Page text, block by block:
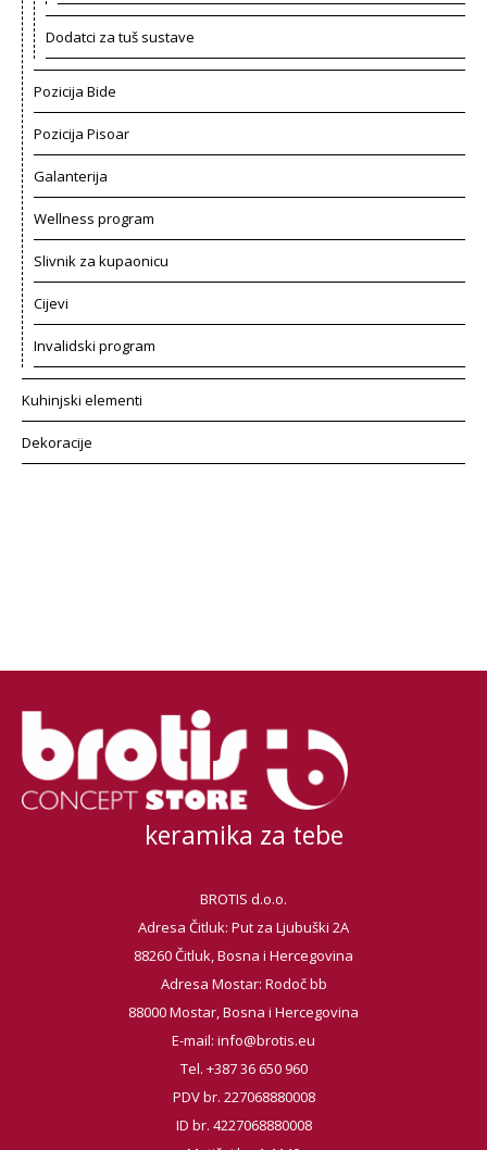
Dodatci za tuš sustave
Pozicija Bide
Pozicija Pisoar
Galanterija
Wellness program
Slivnik za kupaonicu
Cijevi
Invalidski program
Kuhinjski elementi
Dekoracije
keramika za tebe
BROTIS d.o.o.
Adresa Čitluk: Put za Ljubuški 2A
88260 Čitluk, Bosna i Hercegovina
Adresa Mostar: Rodoč bb
88000 Mostar, Bosna i Hercegovina
E-mail: info@brotis.eu
Tel. +387 36 650 960
PDV br. 227068880008
ID br. 4227068880008